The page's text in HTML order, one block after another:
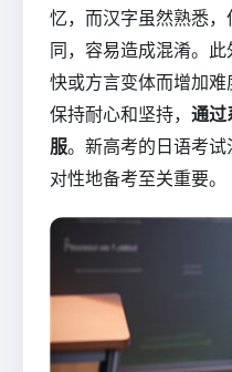
忆，而汉字虽然熟悉
同，容易造成混淆。
快或方言变体而增加
保持耐心和坚持， 通过
服。新高考的日语考
对性地备考至关重要。